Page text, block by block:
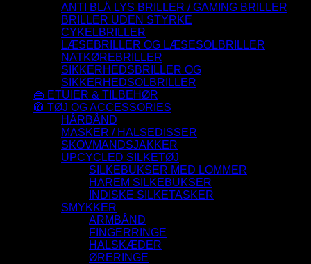
ANTI BLÅ LYS BRILLER / GAMING BRILLER
BRILLER UDEN STYRKE
CYKELBRILLER
LÆSEBRILLER OG LÆSESOLBRILLER
NATKØREBRILLER
SIKKERHEDSBRILLER OG
SIKKERHEDSOLBRILLER
👜 ETUIER & TILBEHØR
🧥 TØJ OG ACCESSORIES
HÅRBÅND
MASKER / HALSEDISSER
SKOVMANDSJAKKER
UPCYCLED SILKETØJ
SILKEBUKSER MED LOMMER
HAREM SILKEBUKSER
INDISKE SILKETASKER
SMYKKER
ARMBÅND
FINGERRINGE
HALSKÆDER
ØRERINGE